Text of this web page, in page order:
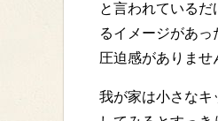
と言われている
るイメージがあ
圧迫感がありませ
我が家は小さなキ